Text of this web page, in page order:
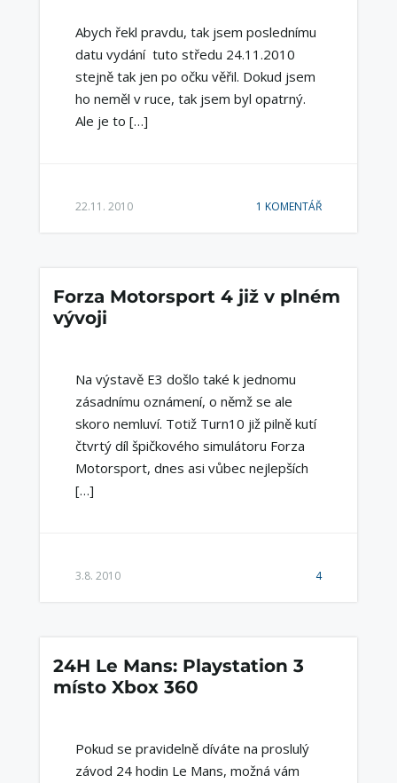
Abych řekl pravdu, tak jsem poslednímu
datu vydání tuto středu 24.11.2010
stejně tak jen po očku věřil. Dokud jsem
ho neměl v ruce, tak jsem byl opatrný.
Ale je to […]
22.11. 2010 1 KOMENTÁŘ
Forza Motorsport 4 již v plném
vývoji
Na výstavě E3 došlo také k jednomu
zásadnímu oznámení, o němž se ale
skoro nemluví. Totiž Turn10 již pilně kutí
čtvrtý díl špičkového simulátoru Forza
Motorsport, dnes asi vůbec nejlepších
[…]
3.8. 2010 4
24H Le Mans: Playstation 3
místo Xbox 360
Pokud se pravidelně díváte na proslulý
závod 24 hodin Le Mans, možná vám